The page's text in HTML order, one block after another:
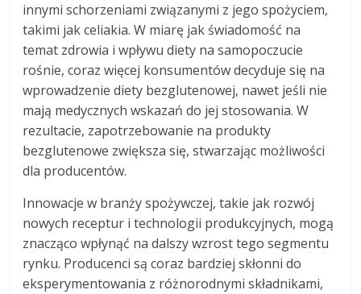
innymi schorzeniami związanymi z jego spożyciem,
takimi jak celiakia. W miarę jak świadomość na
temat zdrowia i wpływu diety na samopoczucie
rośnie, coraz więcej konsumentów decyduje się na
wprowadzenie diety bezglutenowej, nawet jeśli nie
mają medycznych wskazań do jej stosowania. W
rezultacie, zapotrzebowanie na produkty
bezglutenowe zwiększa się, stwarzając możliwości
dla producentów.
Innowacje w branży spożywczej, takie jak rozwój
nowych receptur i technologii produkcyjnych, mogą
znacząco wpłynąć na dalszy wzrost tego segmentu
rynku. Producenci są coraz bardziej skłonni do
eksperymentowania z różnorodnymi składnikami,